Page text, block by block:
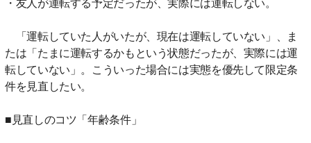
「運転していた人がいたが、現在は運転していない」、ま
たは「たまに運転するかもという状態だったが、実際には運
転していない」。こういった場合には実態を優先して限定条
件を見直したい。
■見直しのコツ「年齢条件」